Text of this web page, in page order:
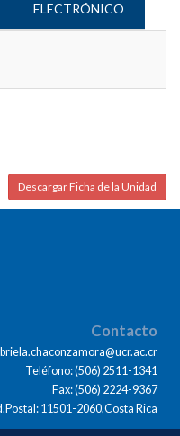
ELECTRÓNICO
Descargar Ficha de la Unidad
Contacto
Teléfono: (506) 2511-1341
Fax: (506) 2224-9367
11501-2060,Costa Rica